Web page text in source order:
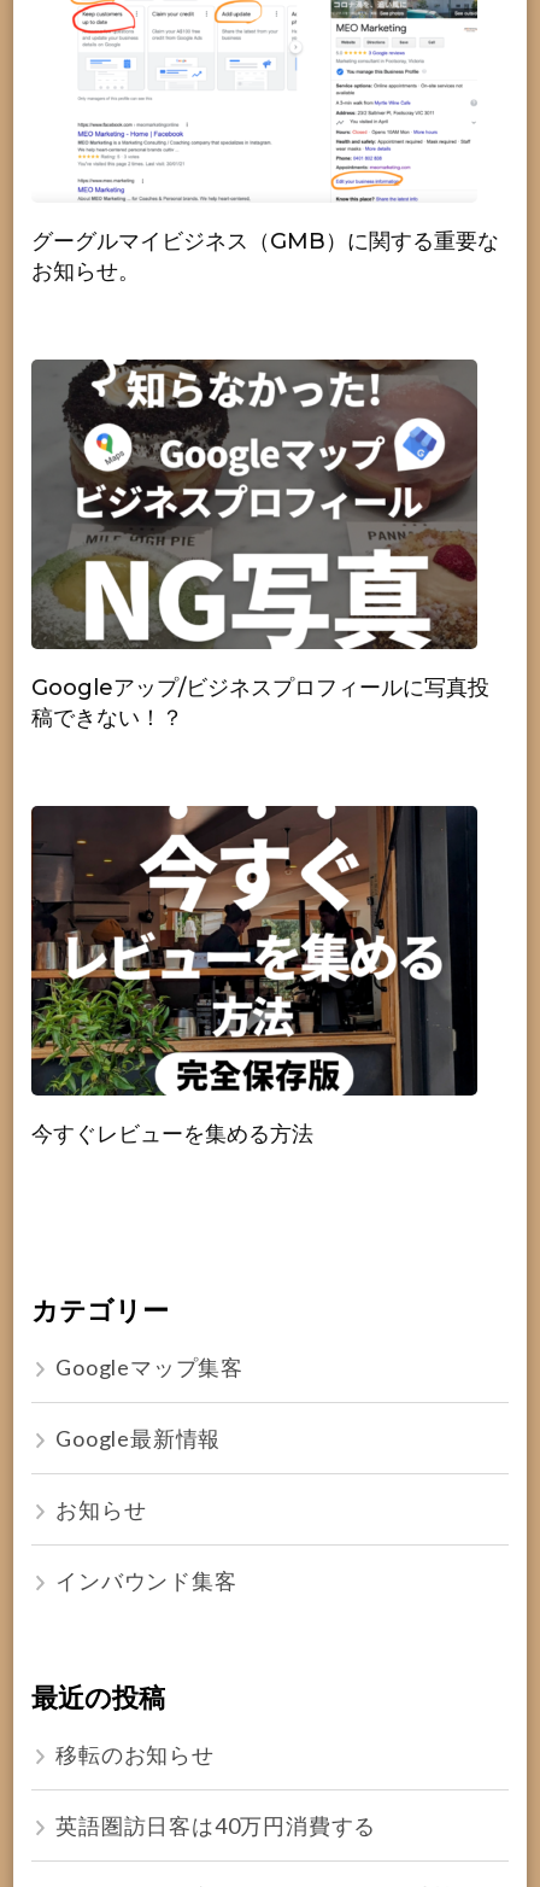
グーグルマイビジネス（GMB）に関する重要な
お知らせ。
Googleアップ/ビジネスプロフィールに写真投
稿できない！？
今すぐレビューを集める方法
カテゴリー
Googleマップ集客
Google最新情報
お知らせ
インバウンド集客
最近の投稿
移転のお知らせ
英語圏訪日客は40万円消費する